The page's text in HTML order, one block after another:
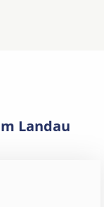
Landau